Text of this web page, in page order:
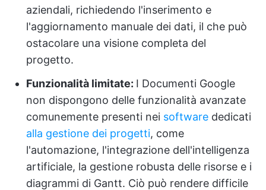
aziendali, richiedendo l'inserimento e
l'aggiornamento manuale dei dati, il che può
ostacolare una visione completa del
progetto.
Funzionalità limitate: I Documenti Google
non dispongono delle funzionalità avanzate
comunemente presenti nei software dedicati
alla gestione dei progetti, come
l'automazione, l'integrazione dell'intelligenza
artificiale, la gestione robusta delle risorse e i
diagrammi di Gantt. Ciò può rendere difficile